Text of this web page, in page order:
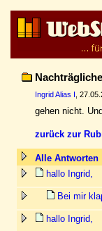
Ingrid Alias I ,
gehen nicht.
zurück zur
Alle Antworten
hallo Ingrid,
Bei mir
hallo Ingrid,